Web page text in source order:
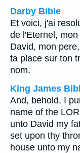
Darby Bible
Et voici, j'ai
de l'Eternel,
David, mon
ta place sur ton
nom.
King James
And, behold, I
name of the
unto David my
set upon thy
house unto my